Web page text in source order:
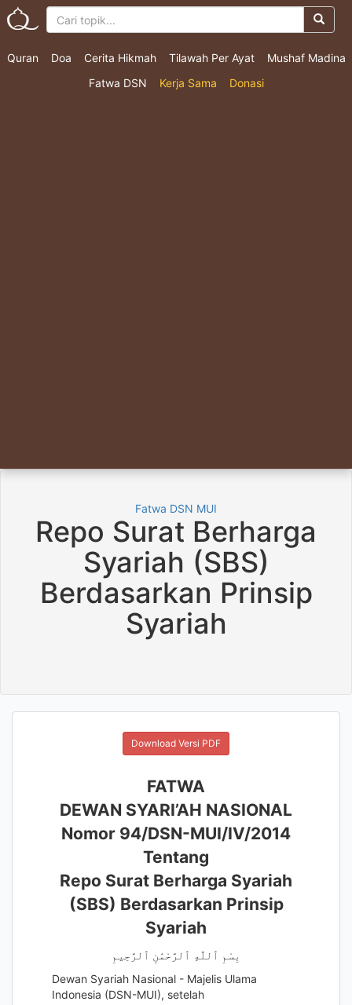
Quran Doa Cerita Hikmah Tilawah Per Ayat
Mushaf Madina
Fatwa DSN
Kerja Sama Donasi
Fatwa DSN MUI
Repo Surat Berharga
Syariah (SBS)
Berdasarkan Prinsip
Syariah
Download Versi PDF
FATWA
DEWAN SYARI’AH NASIONAL
Nomor 94/DSN-MUI/IV/2014
Tentang
Repo Surat Berharga Syariah
(SBS) Berdasarkan Prinsip
Syariah
بِسْمِ ٱللَّهِ ٱلرَّحْمَٰنِ ٱلرَّحِيمِ
Dewan Syariah Nasional - Majelis Ulama
Indonesia (DSN-MUI), setelah